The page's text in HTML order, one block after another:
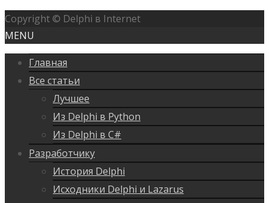
Copyright © Delphi в Internet
MENU
Главная
Все статьи
Лучшее
Из Delphi в Python
Из Delphi в C#
Разработчику
История Delphi
Исходники Delphi и Lazarus